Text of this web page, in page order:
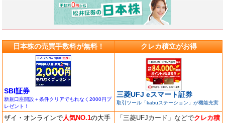
日本株の売買手数料が無料！ クレカ積立がお得
SBI証券
新規口座開設＋条件クリアでもれなく2000円プ
レゼント！
三菱UFJ eスマート証券
取引ツール「kabuステーション」が機能充実
ザイ・オンラインで 人気NO.1の大手
「三菱UFJカード」などでクレカ積